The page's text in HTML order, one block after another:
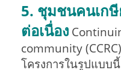
5. ชุมชนคนเก
ต่อเนื่อง
community (CCRC)
โครงการในรูปแบบ